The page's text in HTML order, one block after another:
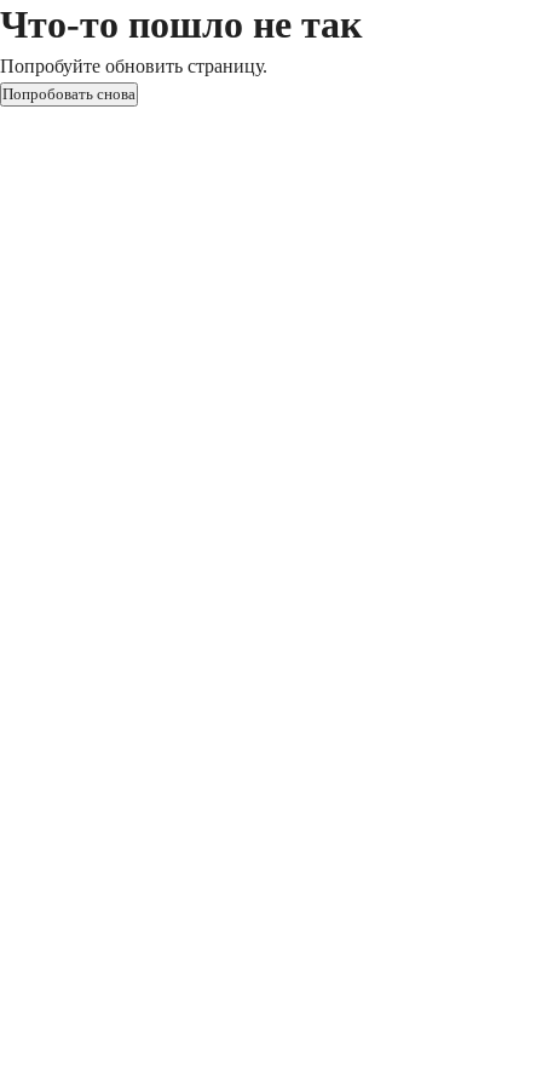
Что-то пошло не так
Попробуйте обновить страницу.
Попробовать снова